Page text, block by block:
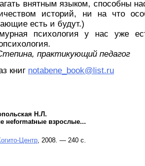
внятным языком, способны
историй, ни на что
есть и будут.)
психология у нас уже
практикующий педагог
книг notabene_book@list.ru
Н.Л.
неformatные взрослые...
Центр , 2008. — 240 с.